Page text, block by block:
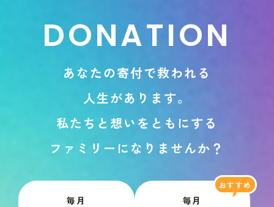
DONATION
あ な たの寄付で救われ る
人生があ り ま す。
私た ち と 想い を と も にする
フ ァ ミ リ ーに な り ま せんか ？
毎月 毎月